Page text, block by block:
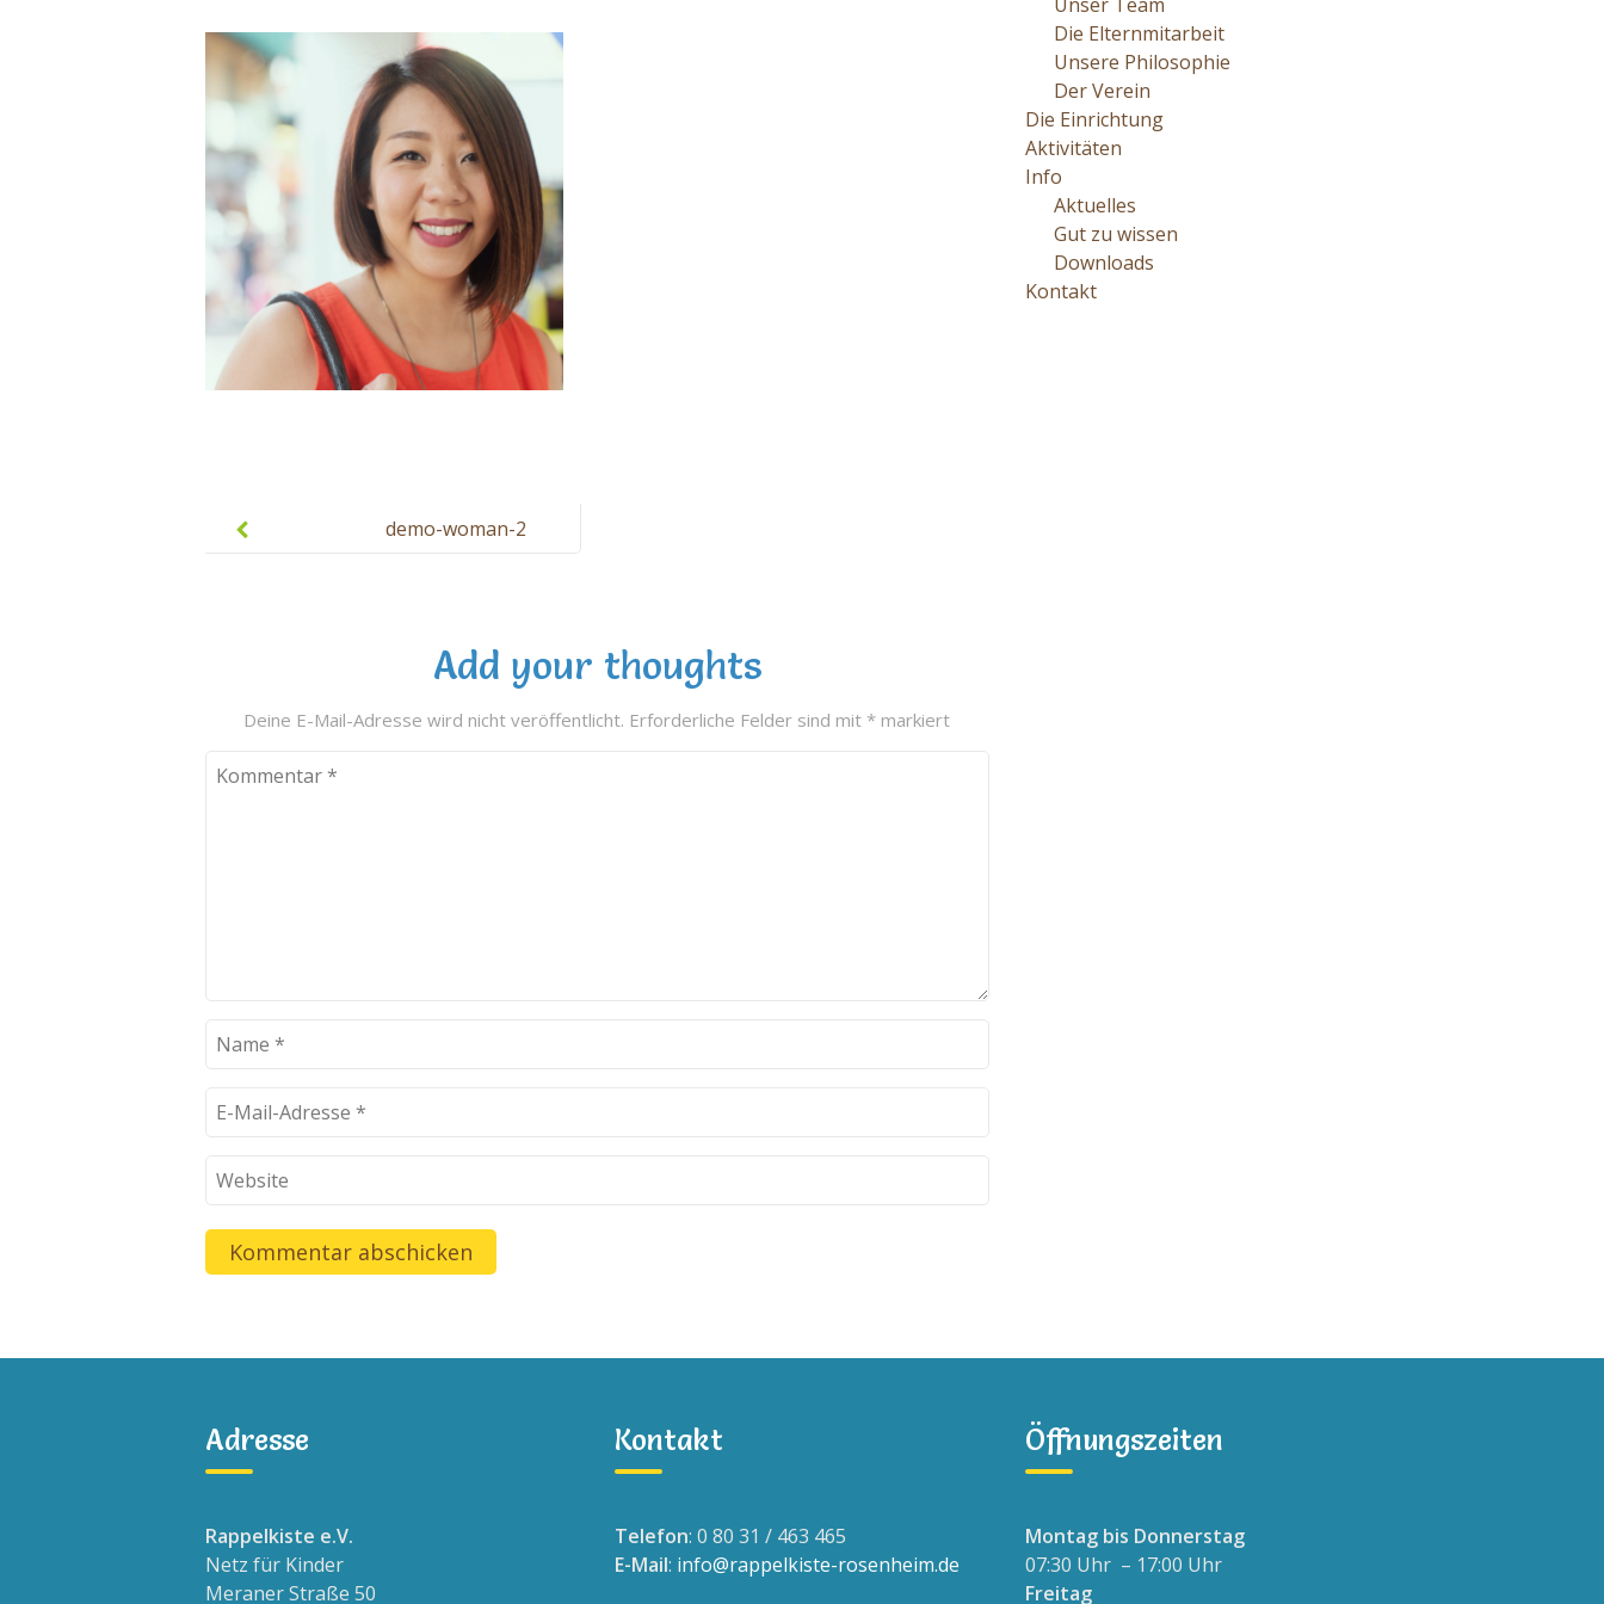
navigation demo-woman-2
Add your thoughts
Deine E-Mail-Adresse wird nicht veröffentlicht. Erforderliche Felder sind mit * markiert
Die Elternmitarbeit
Unsere Philosophie
Der Verein
Die Einrichtung
Aktivitäten
Info
Aktuelles
Gut zu wissen
Downloads
Kontakt
Adresse
Rappelkiste e.V.
Netz für Kinder
Meraner Straße 50
Kontakt
Telefon: 0 80 31 / 463 465
E-Mail: info@rappelkiste-rosenheim.de
Öffnungszeiten
Montag bis Donnerstag
07:30 Uhr – 17:00 Uhr
Freitag